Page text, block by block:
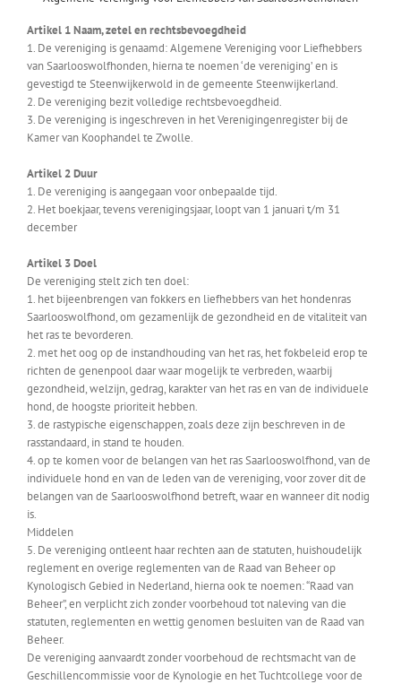
Artikel 1 Naam, zetel en rechtsbevoegdheid
1. De vereniging is genaamd: Algemene Vereniging voor Liefhebbers
van Saarlooswolfhonden, hierna te noemen ‘de vereniging’ en is
gevestigd te Steenwijkerwold in de gemeente Steenwijkerland.
2. De vereniging bezit volledige rechtsbevoegdheid.
3. De vereniging is ingeschreven in het Verenigingenregister bij de
Kamer van Koophandel te Zwolle.
Artikel 2 Duur
1. De vereniging is aangegaan voor onbepaalde tijd.
2. Het boekjaar, tevens verenigingsjaar, loopt van 1 januari t/m 31
december
Artikel 3 Doel
De vereniging stelt zich ten doel:
1. het bijeenbrengen van fokkers en liefhebbers van het hondenras
Saarlooswolfhond, om gezamenlijk de gezondheid en de vitaliteit van
het ras te bevorderen.
2. met het oog op de instandhouding van het ras, het fokbeleid erop te
richten de genenpool daar waar mogelijk te verbreden, waarbij
gezondheid, welzijn, gedrag, karakter van het ras en van de individuele
hond, de hoogste prioriteit hebben.
3. de rastypische eigenschappen, zoals deze zijn beschreven in de
rasstandaard, in stand te houden.
4. op te komen voor de belangen van het ras Saarlooswolfhond, van de
individuele hond en van de leden van de vereniging, voor zover dit de
belangen van de Saarlooswolfhond betreft, waar en wanneer dit nodig
is.
Middelen
5. De vereniging ontleent haar rechten aan de statuten, huishoudelijk
reglement en overige reglementen van de Raad van Beheer op
Kynologisch Gebied in Nederland, hierna ook te noemen: “Raad van
Beheer”, en verplicht zich zonder voorbehoud tot naleving van die
statuten, reglementen en wettig genomen besluiten van de Raad van
Beheer.
De vereniging aanvaardt zonder voorbehoud de rechtsmacht van de
Geschillencommissie voor de Kynologie en het Tuchtcollege voor de